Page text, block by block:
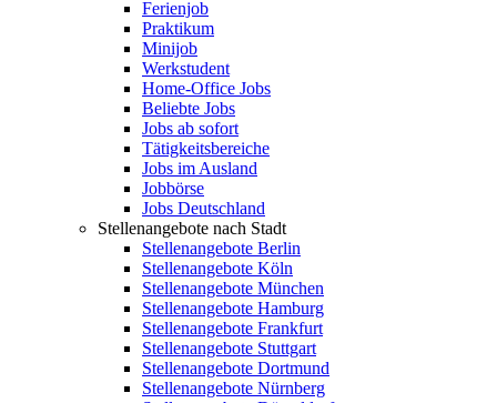
Ferienjob
Praktikum
Minijob
Werkstudent
Home-Office Jobs
Beliebte Jobs
Jobs ab sofort
Tätigkeitsbereiche
Jobs im Ausland
Jobbörse
Jobs Deutschland
Stellenangebote nach Stadt
Stellenangebote Berlin
Stellenangebote Köln
Stellenangebote München
Stellenangebote Hamburg
Stellenangebote Frankfurt
Stellenangebote Stuttgart
Stellenangebote Dortmund
Stellenangebote Nürnberg